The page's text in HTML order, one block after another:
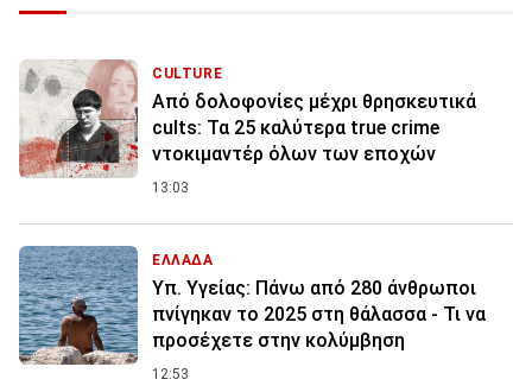
CULTURE
Από δολοφονίες μέχρι θρησκευτικά
cults: Τα 25 καλύτερα true crime
ντοκιμαντέρ όλων των εποχών
13:03
ΕΛΛΑΔΑ
Υπ. Υγείας: Πάνω από 280 άνθρωποι
πνίγηκαν το 2025 στη θάλασσα - Τι να
προσέχετε στην κολύμβηση
12:53